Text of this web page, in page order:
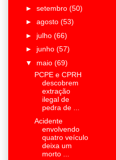
► setembro (50)
► agosto (53)
► julho (66)
► junho (57)
▼ maio (69)
PCPE e CPRH
descobrem
extração
ilegal de
pedra de ...
Acidente
envolvendo
quatro veículo
deixa um
morto ...